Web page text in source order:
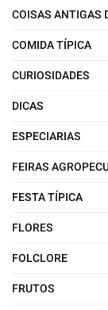
COISAS ANTIGAS
COMIDA TÍPICA
CURIOSIDADES
DICAS
ESPECIARIAS
FEIRAS
FESTA TÍPICA
FLORES
FOLCLORE
FRUTOS